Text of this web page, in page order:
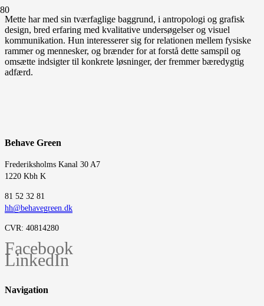
Mette har med sin tværfaglige baggrund, i antropologi og grafisk
design, bred erfaring med kvalitative undersøgelser og visuel
kommunikation. Hun interesserer sig for relationen mellem fysiske
rammer og mennesker, og brænder for at forstå dette samspil og
omsætte indsigter til konkrete løsninger, der fremmer bæredygtig
adfærd.
Behave Green
Frederiksholms Kanal 30 A7
1220 Kbh K
‭81 52 32 81‬
hh@behavegreen.dk
CVR: 40814280
Facebook
LinkedIn
Navigation